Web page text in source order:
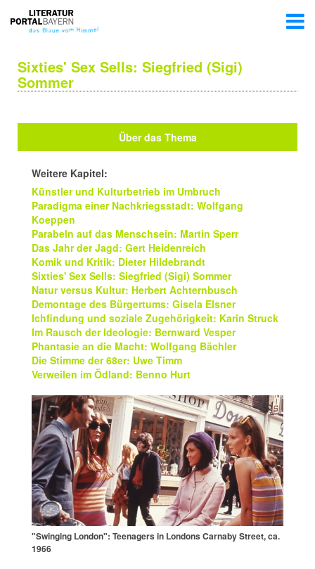
Sixties' Sex Sells: Siegfried (Sigi)
Sommer
Über das Thema
Weitere Kapitel:
Künstler und Kulturbetrieb im Umbruch
Paradigma einer Nachkriegsstadt: Wolfgang
Koeppen
Parabeln auf das Menschsein: Martin Sperr
Das Jahr der Jagd: Gert Heidenreich
Komik und Kritik: Dieter Hildebrandt
Sixties' Sex Sells: Siegfried (Sigi) Sommer
Natur versus Kultur: Herbert Achternbusch
Demontage des Bürgertums: Gisela Elsner
Ichfindung und soziale Zugehörigkeit: Karin Struck
Im Rausch der Ideologie: Bernward Vesper
Phantasie an die Macht: Wolfgang Bächler
Die Stimme der 68er: Uwe Timm
Verweilen im Ödland: Benno Hurt
"Swinging London": Teenagers in Londons Carnaby Street, ca.
1966